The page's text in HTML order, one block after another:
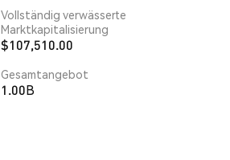
Vollständig verwässerte
Marktkapitalisierung
$107,510.00
Gesamtangebot
1.00B